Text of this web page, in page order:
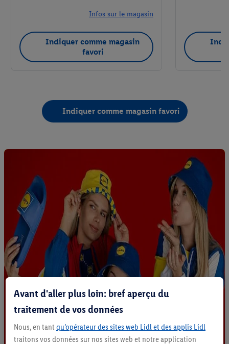
Infos sur le magasin
Indiquer comme magasin
favori
Indiquer comme magasin favori
Avant d'aller plus loin: bref aperçu du
traitement de vos données
Nous, en tant qu’opérateur des sites web Lidl et des applis Lidl
traitons vos données sur nos sites web et notre application